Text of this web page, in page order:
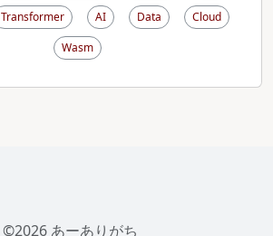
Transformer AI Data
Cloud
Wasm
©2026 あーありがち